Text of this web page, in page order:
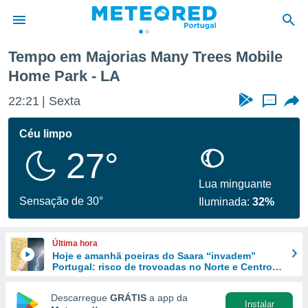
da
foi
para
e
forma
Tempo em Majorias Many Trees Mobile
Home Park - LA
22:21 Sexta ...
Céu limpo
27°
Sensação de 30°
Lua minguante
Iluminada:32%
Última hora
Hoje e amanhã poeiras do Saara “invadem”
Portugal: risco de trovoadas no Norte e Centro
Descarregue GRÁTIS a app da
Instalar